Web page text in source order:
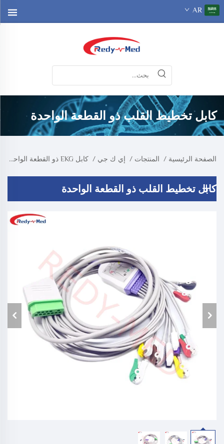
AR
كابل تخطيط القلب ذو القطعة الواحدة
الصفحة الرئيسية / المنتجات / إي ك جي / كابل EKG ذو القطعة الواحدة
كابل تخطيط القلب ذو القطعة الواحدة